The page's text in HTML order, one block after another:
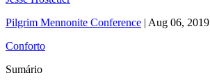
Pilgrim Mennonite Conference | Aug 06, 2019
Conforto
Sumário